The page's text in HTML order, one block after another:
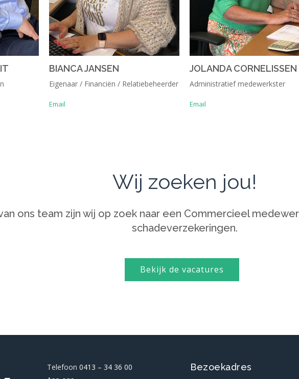
BIANCA JANSEN
Eigenaar / Financiën / Relatiebeheerder
Email
JOLANDA CORNELISSEN
Administratief medewerkster
Email
Wij zoeken jou!
ons team zijn wij op zoek naar een Commercieel
schadeverzekeringen.
Bekijk de vacatures
Telefoon 0413 – 34 36 00
Bezoekadres